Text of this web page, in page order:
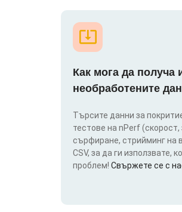
Как мога да
необработените
Търсите данни за
тестове на nPerf (скорост,
сърфиране, стрийминг на
CSV, за да ги използвате,
проблем! Свържете се с